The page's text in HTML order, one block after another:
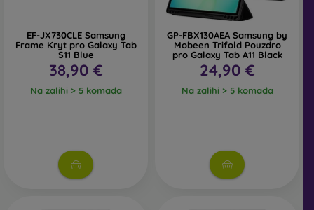
EF-JX730CLE Samsung
Frame Kryt pro Galaxy Tab
S11 Blue
38,90 €
Na zalihi > 5 komada
GP-FBX130AEA Samsung by
Mobeen Trifold Pouzdro
pro Galaxy Tab A11 Black
24,90 €
Na zalihi > 5 komada